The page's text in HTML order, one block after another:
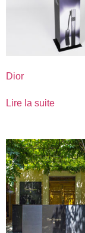
Dior
Lire la suite